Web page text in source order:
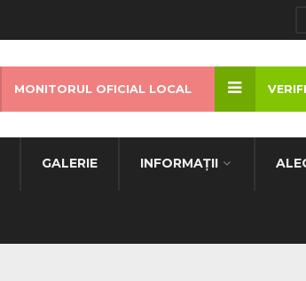
GALERIE INFORMAȚII
MONITORUL OFICIAL LOCAL